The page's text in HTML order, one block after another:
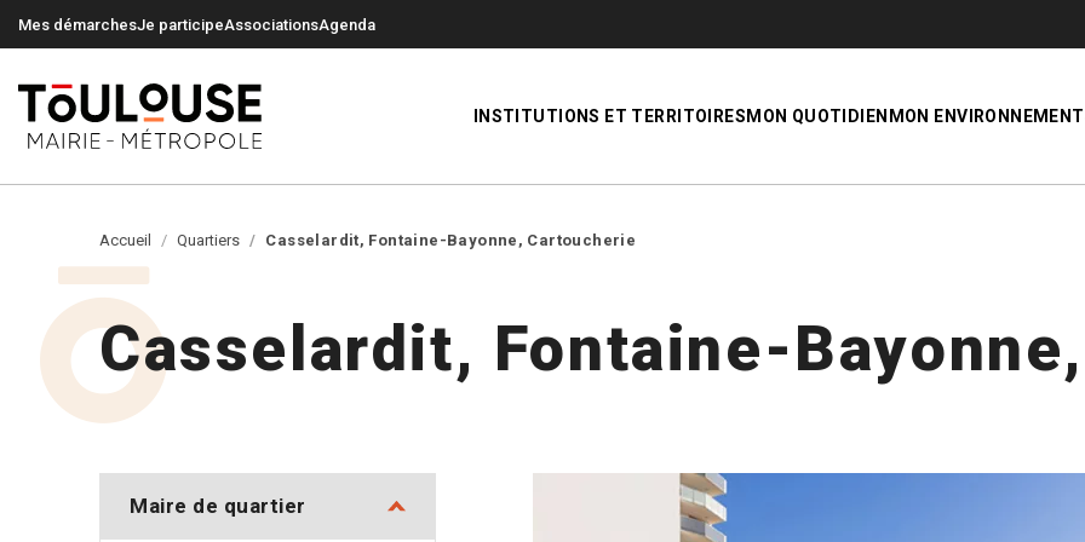
Mes démarchesJe participeAssociationsAgenda
INSTITUTIONS ET TERRITOIRES MON QUOTIDIEN MON ENVIRONNEMENT
Accueil Quartiers Casselardit, Fontaine-Bayonne, Cartoucherie
Casselardit, Fontaine-
Maire de quartier